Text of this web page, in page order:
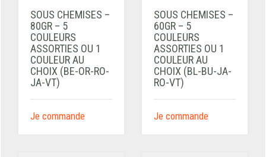
SOUS CHEMISES –
80GR – 5
COULEURS
ASSORTIES OU 1
COULEUR AU
CHOIX (BE-OR-RO-
JA-VT)
Je commande
SOUS CHEMISES –
60GR – 5
COULEURS
ASSORTIES OU 1
COULEUR AU
CHOIX (BL-BU-JA-
RO-VT)
Je commande